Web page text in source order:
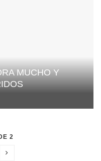
MUCHO Y
2